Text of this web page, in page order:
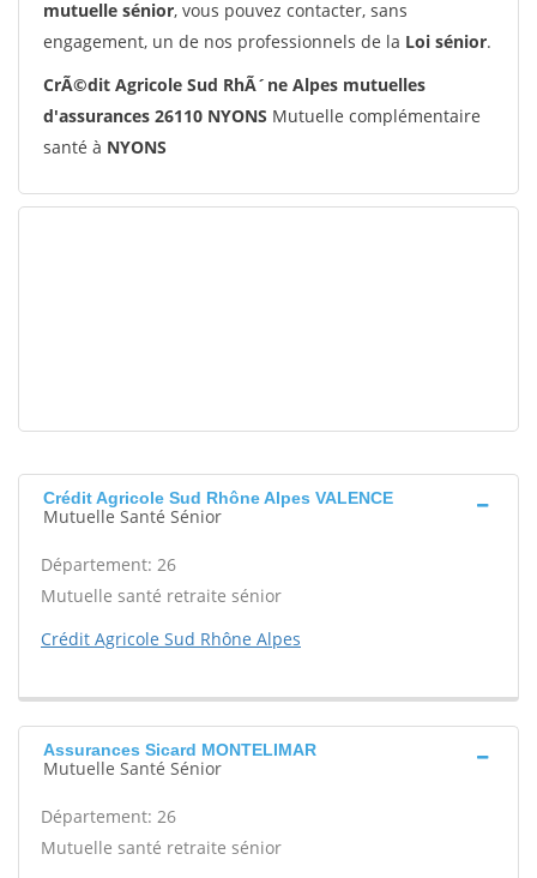
mutuelle sénior, vous pouvez contacter, sans
engagement, un de nos professionnels de la Loi sénior.
CrÃ©dit Agricole Sud RhÃ´ne Alpes mutuelles
d'assurances 26110 NYONS Mutuelle complémentaire
santé à NYONS
Crédit Agricole Sud Rhône Alpes VALENCE
Mutuelle Santé Sénior
Département: 26
Mutuelle santé retraite sénior
Crédit Agricole Sud Rhône Alpes
Assurances Sicard MONTELIMAR
Mutuelle Santé Sénior
Département: 26
Mutuelle santé retraite sénior